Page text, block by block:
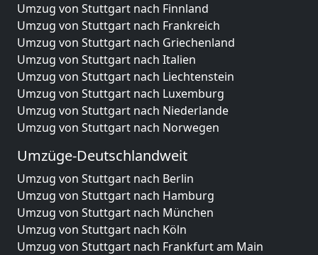
Umzug von Stuttgart nach Finnland
Umzug von Stuttgart nach Frankreich
Umzug von Stuttgart nach Griechenland
Umzug von Stuttgart nach Italien
Umzug von Stuttgart nach Liechtenstein
Umzug von Stuttgart nach Luxemburg
Umzug von Stuttgart nach Niederlande
Umzug von Stuttgart nach Norwegen
Umzüge-Deutschlandweit
Umzug von Stuttgart nach Berlin
Umzug von Stuttgart nach Hamburg
Umzug von Stuttgart nach München
Umzug von Stuttgart nach Köln
Umzug von Stuttgart nach Frankfurt am Main